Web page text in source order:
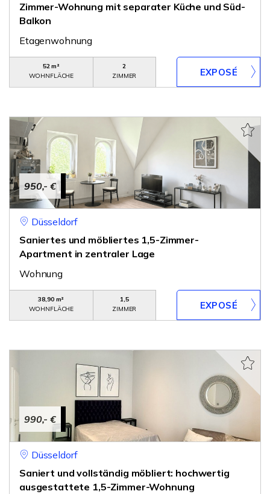
Zimmer-Wohnung mit separater Küche und Süd-
Balkon
Etagenwohnung
52 m²
WOHNFLÄCHE
2
ZIMMER
950,- €
Düsseldorf
Saniertes und möbliertes 1,5-Zimmer-
Apartment in zentraler Lage
Wohnung
38,90 m²
WOHNFLÄCHE
1,5
ZIMMER
990,- €
Düsseldorf
Saniert und vollständig möbliert: hochwertig
ausgestattete 1,5-Zimmer-Wohnung